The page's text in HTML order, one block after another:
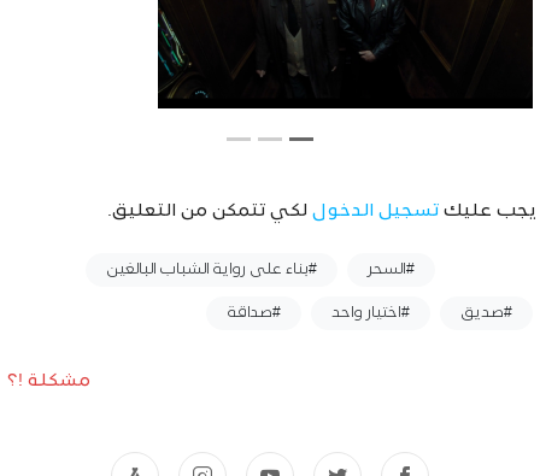
يجب عليك تسجيل الدخول لكي تتمكن من التعليق.
#السحر #بناء على رواية الشباب البالغين
#صديق #اختيار واحد #صداقة
مشكلة !؟